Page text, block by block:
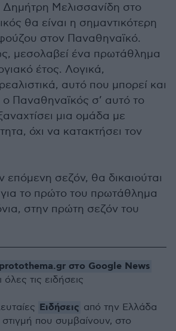
Δημήτρη Μελισσανίδη στο
θα είναι η σημαντικότερη
στον Παναθηναϊκό.
μεσολαβεί ένα πρωτάθλημα
έτος. Λογικά,
αυτό που μπορεί και
ο Παναθηναϊκός σ’ αυτό το
μια ομάδα με
όχι να κατακτήσει τον
επόμενη σεζόν, θα δικαιούται
για το πρώτο του πρωτάθλημα
στην πρώτη σεζόν του
protothema.gr στο Google News
τις ειδήσεις
Ειδήσεις από την Ελλάδα
που συμβαίνουν, στο